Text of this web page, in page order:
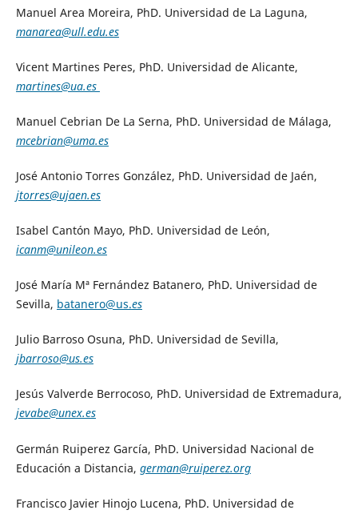
Manuel Area Moreira, PhD. Universidad de La Laguna,
manarea@ull.edu.es
Vicent Martines Peres, PhD. Universidad de Alicante,
martines@ua.es
Manuel Cebrian De La Serna, PhD. Universidad de Málaga,
mcebrian@uma.es
José Antonio Torres González, PhD. Universidad de Jaén,
jtorres@ujaen.es
Isabel Cantón Mayo, PhD. Universidad de León,
icanm@unileon.es
José María Mª Fernández Batanero, PhD. Universidad de
Sevilla, batanero@us.es
Julio Barroso Osuna, PhD. Universidad de Sevilla,
jbarroso@us.es
Jesús Valverde Berrocoso, PhD. Universidad de Extremadura,
jevabe@unex.es
Germán Ruiperez García, PhD. Universidad Nacional de
Educación a Distancia, german@ruiperez.org
Francisco Javier Hinojo Lucena, PhD. Universidad de